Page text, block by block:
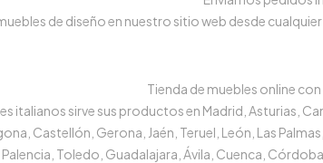
de diseño en nuestro sitio web desde
Tienda de muebles online
italianos sirve sus productos en Madrid, Asturias,
Castellón, Gerona, Jaén, Teruel, León, Las
Toledo, Guadalajara, Ávila, Cuenca,